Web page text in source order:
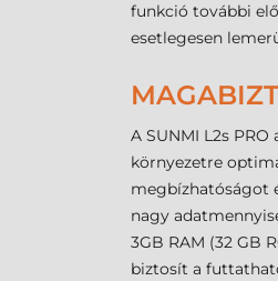
funkció további
esetlegesen
A SUNMI L2s
környezetre
megbízhatóságot
nagy
3GB RAM (32 GB
biztosít a